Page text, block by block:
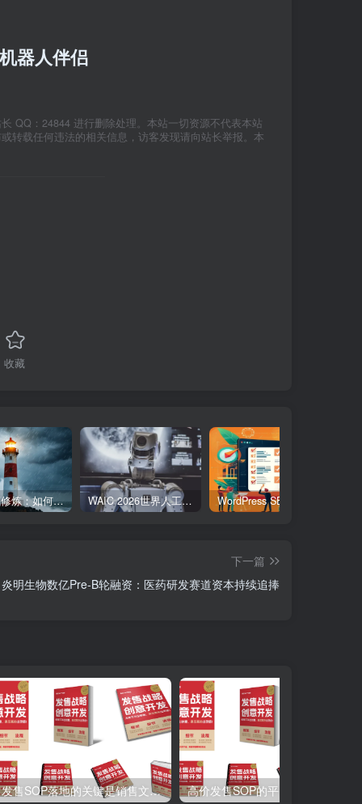
器人伴侣
QQ：24844 进行删除处理。本站一切资源不代表本站
转载任何违法的相关信息，访客发现请向站长举报。本
收藏
职场逆商修炼：如何把每一次挫折转化为成长的养分 WAIC 2026世界人工智能大会7月17日开幕：300款全球首发，展览面积首破10万平米
下一篇
炎明生物数亿Pre-B轮融资：医药研发赛道资本持续追捧
发售SOP落地的关键是销售文案，让收钱实现自动化！